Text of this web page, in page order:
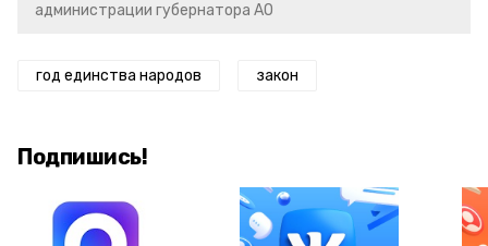
администрации губернатора АО
год единства народов закон
Подпишись!